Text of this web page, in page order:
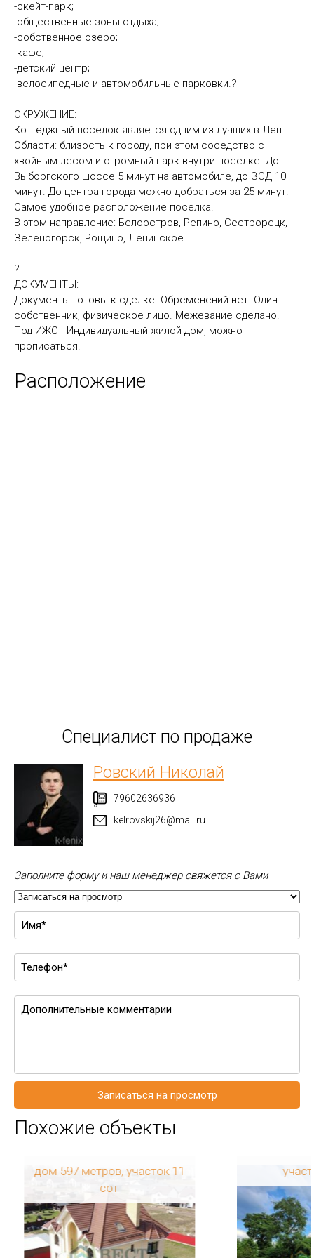
-скейт-парк;
-общественные зоны отдыха;
-собственное озеро;
-кафе;
-детский центр;
-велосипедные и автомобильные парковки.?
ОКРУЖЕНИЕ:
Коттеджный поселок является одним из лучших в Лен.
Области: близость к городу, при этом соседство с
хвойным лесом и огромный парк внутри поселке. До
Выборгского шоссе 5 минут на автомобиле, до ЗСД 10
минут. До центра города можно добраться за 25 минут.
Самое удобное расположение поселка.
В этом направление: Белоостров, Репино, Сестрорецк,
Зеленогорск, Рощино, Ленинское.
?
ДОКУМЕНТЫ:
Документы готовы к сделке. Обременений нет. Один
собственник, физическое лицо. Межевание сделано.
Под ИЖС - Индивидуальный жилой дом, можно
прописаться.
Расположение
Специалист по продаже
Ровский Николай
79602636936
kelrovskij26@mail.ru
Заполните форму и наш менеджер свяжется с Вами
Записаться на просмотр
Похожие объекты
дом 597 метров, участок 11
сот
Регион: Ленинградская
область
Район: Всеволожский